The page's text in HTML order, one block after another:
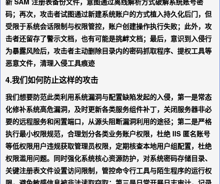
码；再次，攻击者试图通过新建系统账户的方式植入持久化后门，但
受限于系统会话限制与权限管控，账户创建操作执行失败；此外，攻
击者还留存了警示文档，也有可能是挑衅文档；最后，意识到入侵行
为暴露风险后，攻击者主动删除目录内的密码抓取程序、提权工具等
恶意文件，清理入侵工具痕迹
4.我们如何防止这样的攻击
我们想要防范此类利用系统漏洞与配置缺陷发起的入侵，第一是常态
化修补系统高危漏洞，及时更新各类服务组件补丁，关闭服务器非必
要的远程服务和闲置端口，从源头阻断漏洞利用的途径；第二是严格
执行最小权限规范，合理划分各类业务账户权限，杜绝 IIS 匿名账号
等低权限用户违规获取管理员权限，定期核查本地用户组配置，杜绝
权限滥用问题。同时强化系统核心资源防护，对系统密码存储目录、
关键注册表文件设置访问限制，管控命令行工具与陌生程序的运行权